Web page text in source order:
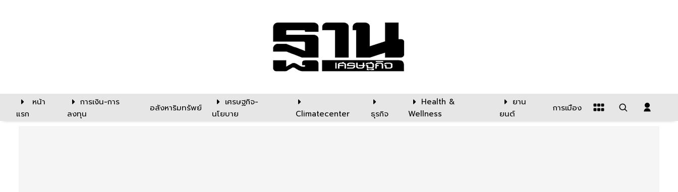
หน้า
แรก
การเงิน-การ
ลงทุน
อสังหาริมทรัพย์
เศรษฐกิจ-
นโยบาย
Climatecenter ธุรกิจ
Health &
Wellness
ยาน
ยนต์
การเมือง